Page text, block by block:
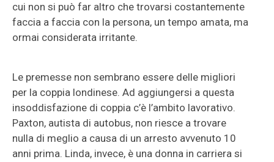
cui non si può far altro che trovarsi costantemente
faccia a faccia con la persona, un tempo amata, ma
ormai considerata irritante.
Le premesse non sembrano essere delle migliori
per la coppia londinese. Ad aggiungersi a questa
insoddisfazione di coppia c’è l’ambito lavorativo.
Paxton, autista di autobus, non riesce a trovare
nulla di meglio a causa di un arresto avvenuto 10
anni prima. Linda, invece, è una donna in carriera si